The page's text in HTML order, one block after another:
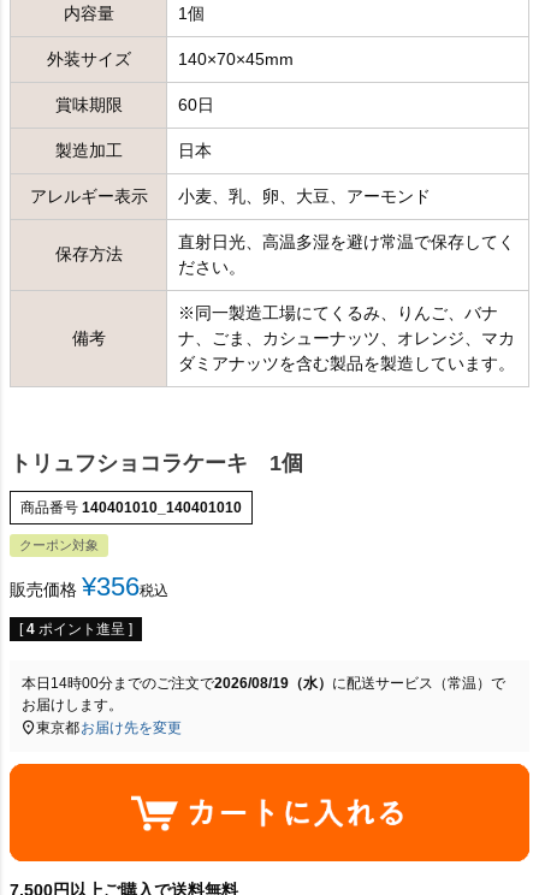
内容量 1個
外装サイズ 140×70×45mm
賞味期限 60日
製造加工 日本
アレルギー表示 小麦、乳、卵、大豆、アーモンド
保存方法
直射日光、高温多湿を避け常温で保存してく
ださい。
備考
※同一製造工場にてくるみ、りんご、バナ
ナ、ごま、カシューナッツ、オレンジ、マカ
ダミアナッツを含む製品を製造しています。
トリュフショコラケーキ 1個
商品番号 140401010_140401010
クーポン対象
販売価格 ¥356税込
[ 4 ポイント進呈 ]
本日 14時00分までのご注文で2026/08/19（水） に配送サービス（常温） で
お届けします。
東京都お届け先を変更
7,500円以上ご購入で送料無料